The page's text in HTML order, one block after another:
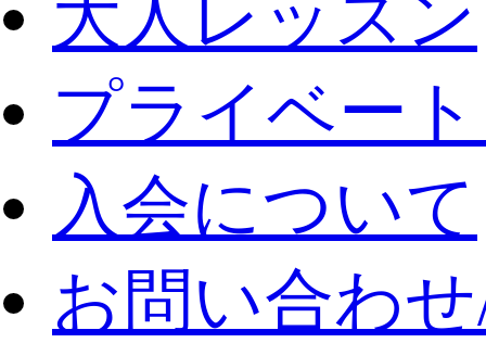
大人レッスン
プライベー
入会について
お問い合わ